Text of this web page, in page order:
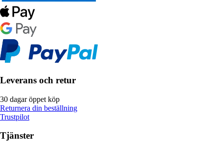
Leverans och retur
30 dagar öppet köp
Returnera din beställning
Trustpilot
Tjänster